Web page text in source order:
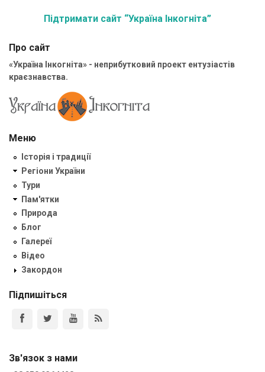
Підтримати сайт “Україна Інкогніта”
Про сайт
«Україна Інкогніта» - неприбутковий проект ентузіастів
краєзнавства.
Меню
Історія і традиції
Регіони України
Тури
Пам'ятки
Природа
Блог
Галереї
Відео
Закордон
Підпишіться
Зв'язок з нами